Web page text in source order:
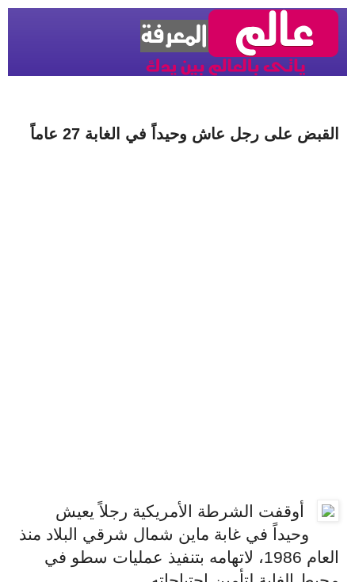
القبض على رجل عاش وحيداً في الغابة 27 عاماً
أوقفت الشرطة الأمريكية رجلاً يعيش
وحيداً في غابة ماين شمال شرقي البلاد منذ
العام 1986، لاتهامه بتنفيذ عمليات سطو في